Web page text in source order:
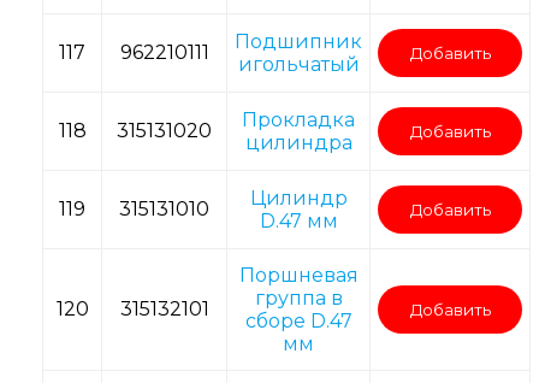
117 962210111
Подшипник
игольчатый
Добавить
118 315131020
Прокладка
цилиндра
Добавить
119 315131010
Цилиндр
D.47 мм
Добавить
120 315132101
Поршневая
группа в
сборе D.47
мм
Добавить